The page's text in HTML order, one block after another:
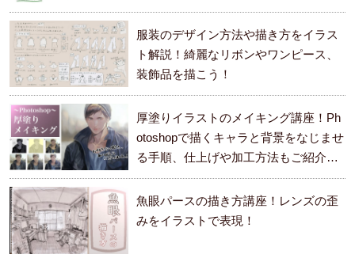
服装のデザイン方法や描き方をイラス
ト解説！綺麗なリボンやワンピース、
装飾品を描こう！
厚塗りイラストのメイキング講座！Ph
otoshopで描くキャラと背景をなじませ
る手順、仕上げや加工方法もご紹介し
ます。
魚眼パースの描き方講座！レンズの歪
みをイラストで表現！